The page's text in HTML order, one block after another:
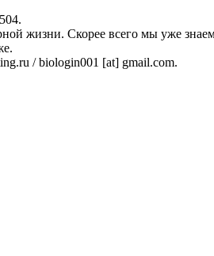
жизни. Скорее всего мы уже
/ biologin001 [at] gmail.com.